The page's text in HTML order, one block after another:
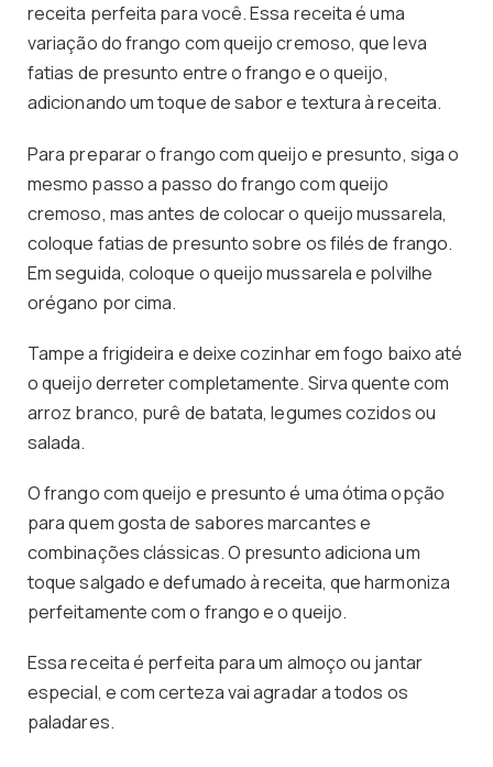
receita perfeita para você. Essa receita é uma
variação do frango com queijo cremoso, que leva
fatias de presunto entre o frango e o queijo,
adicionando um toque de sabor e textura à receita.
Para preparar o frango com queijo e presunto, siga o
mesmo passo a passo do frango com queijo
cremoso, mas antes de colocar o queijo mussarela,
coloque fatias de presunto sobre os filés de frango.
Em seguida, coloque o queijo mussarela e polvilhe
orégano por cima.
Tampe a frigideira e deixe cozinhar em fogo baixo até
o queijo derreter completamente. Sirva quente com
arroz branco, purê de batata, legumes cozidos ou
salada.
O frango com queijo e presunto é uma ótima opção
para quem gosta de sabores marcantes e
combinações clássicas. O presunto adiciona um
toque salgado e defumado à receita, que harmoniza
perfeitamente com o frango e o queijo.
Essa receita é perfeita para um almoço ou jantar
especial, e com certeza vai agradar a todos os
paladares.